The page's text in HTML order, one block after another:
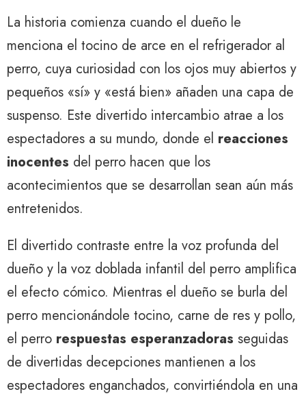
La historia comienza cuando el dueño le
menciona el tocino de arce en el refrigerador al
perro, cuya curiosidad con los ojos muy abiertos y
pequeños «sí» y «está bien» añaden una capa de
suspenso. Este divertido intercambio atrae a los
espectadores a su mundo, donde el reacciones
inocentes del perro hacen que los
acontecimientos que se desarrollan sean aún más
entretenidos.
El divertido contraste entre la voz profunda del
dueño y la voz doblada infantil del perro amplifica
el efecto cómico. Mientras el dueño se burla del
perro mencionándole tocino, carne de res y pollo,
el perro respuestas esperanzadoras seguidas
de divertidas decepciones mantienen a los
espectadores enganchados, convirtiéndola en una